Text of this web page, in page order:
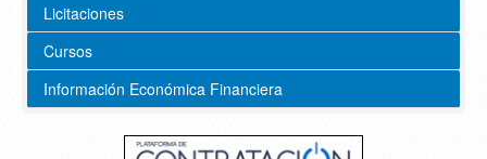
Licitaciones
Cursos
Información Económica Financiera